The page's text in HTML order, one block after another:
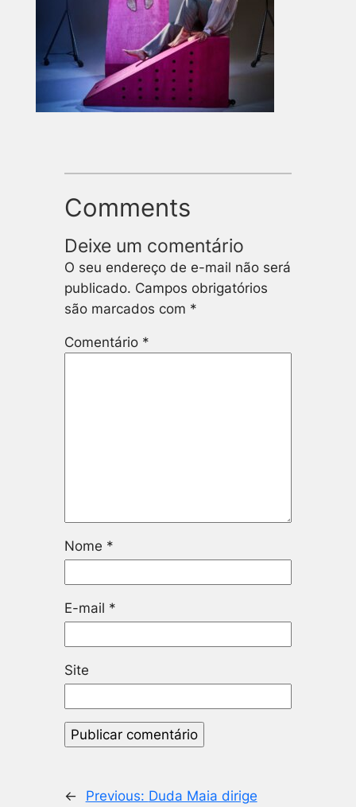
Comments
Deixe um comentário
O seu endereço de e-mail não será
publicado. Campos obrigatórios
são marcados com *
Comentário *
Nome *
E-mail *
Site
← Previous: Duda Maia dirige